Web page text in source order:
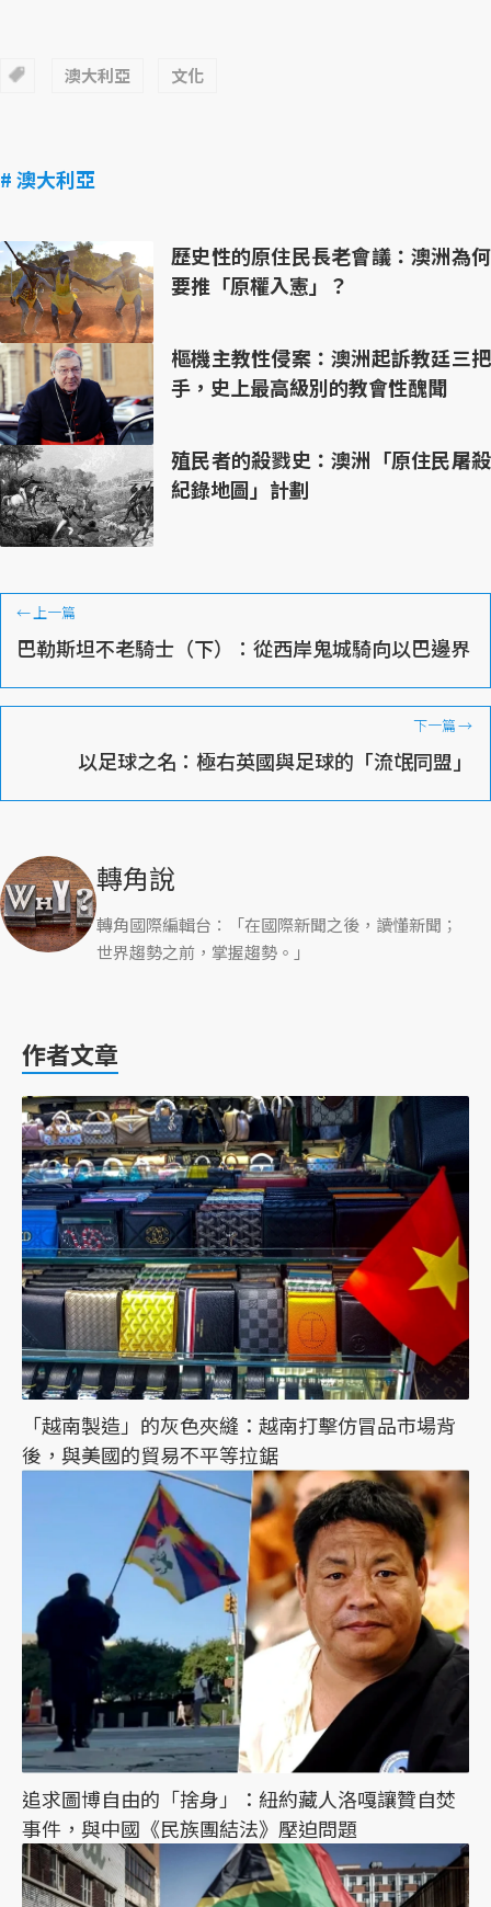
澳大利亞 文化
# 澳大利亞
歷史性的原住民長老會議：澳洲為何
要推「原權入憲」？
樞機主教性侵案：澳洲起訴教廷三把
手，史上最高級別的教會性醜聞
殖民者的殺戮史：澳洲「原住民屠殺
紀錄地圖」計劃
←上一篇
巴勒斯坦不老騎士（下）：從西岸鬼城騎向以巴邊界
下一篇→
以足球之名：極右英國與足球的「流氓同盟」
轉角說
轉角國際編輯台：「在國際新聞之後，讀懂新聞；
世界趨勢之前，掌握趨勢。」
作者文章
「越南製造」的灰色夾縫：越南打擊仿冒品市場背
後，與美國的貿易不平等拉鋸
追求圖博自由的「捨身」：紐約藏人洛嘎讓贊自焚
事件，與中國《民族團結法》壓迫問題